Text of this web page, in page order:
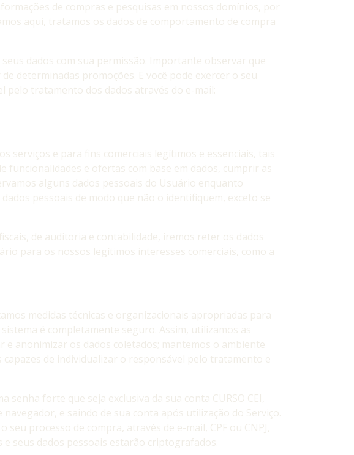
de compras e pesquisas em nossos domínios, por
aqui, tratamos os dados de comportamento de compra
dados com sua permissão. Importante observar que
determinadas promoções. E você pode exercer o seu
tratamento dos dados através do e-mail:
serviços e para fins comerciais legítimos e essenciais, tais
funcionalidades e ofertas com base em dados, cumprir as
alguns dados pessoais do Usuário enquanto
pessoais de modo que não o identifiquem, exceto se
de auditoria e contabilidade, iremos reter os dados
para os nossos legítimos interesses comerciais, como a
medidas técnicas e organizacionais apropriadas para
é completamente seguro. Assim, utilizamos as
anonimizar os dados coletados; mantemos o ambiente
de individualizar o responsável pelo tratamento e
forte que seja exclusiva da sua conta CURSO CEI,
e saindo de sua conta após utilização do Serviço.
processo de compra, através de e-mail, CPF ou CNPJ,
seus dados pessoais estarão criptografados.